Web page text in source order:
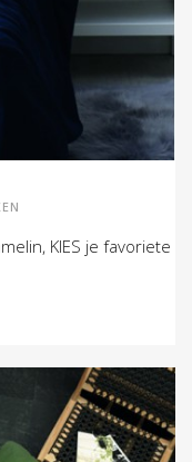
KIES je favoriete